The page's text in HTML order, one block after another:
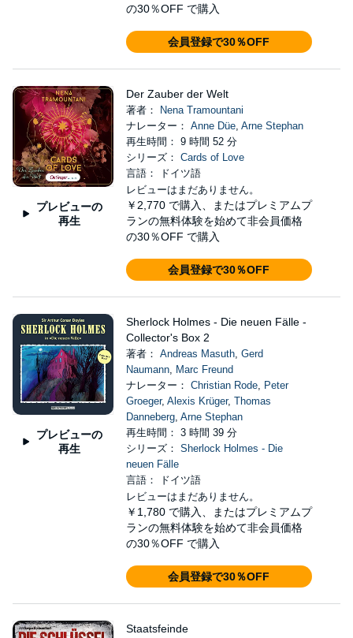
の30％OFF で購入
会員登録で30％OFF
プレビューの
再生
Der Zauber der Welt
著者：
Nena Tramountani
ナレーター： Anne Düe, Arne Stephan
再生時間： 9 時間 52 分
シリーズ： Cards of Love
言語： ドイツ語
レビューはまだありません。
￥2,770 で購入、またはプレミアムプ
ランの無料体験を始めて非会員価格
の30％OFF で購入
会員登録で30％OFF
プレビューの
再生
Sherlock Holmes - Die neuen Fälle -
Collector's Box 2
著者： Andreas Masuth, Gerd
Naumann, Marc Freund
ナレーター： Christian Rode, Peter
Groeger, Alexis Krüger, Thomas
Danneberg, Arne Stephan
再生時間： 3 時間 39 分
シリーズ： Sherlock Holmes - Die
neuen Fälle
言語： ドイツ語
レビューはまだありません。
￥1,780 で購入、またはプレミアムプ
ランの無料体験を始めて非会員価格
の30％OFF で購入
会員登録で30％OFF
Staatsfeinde